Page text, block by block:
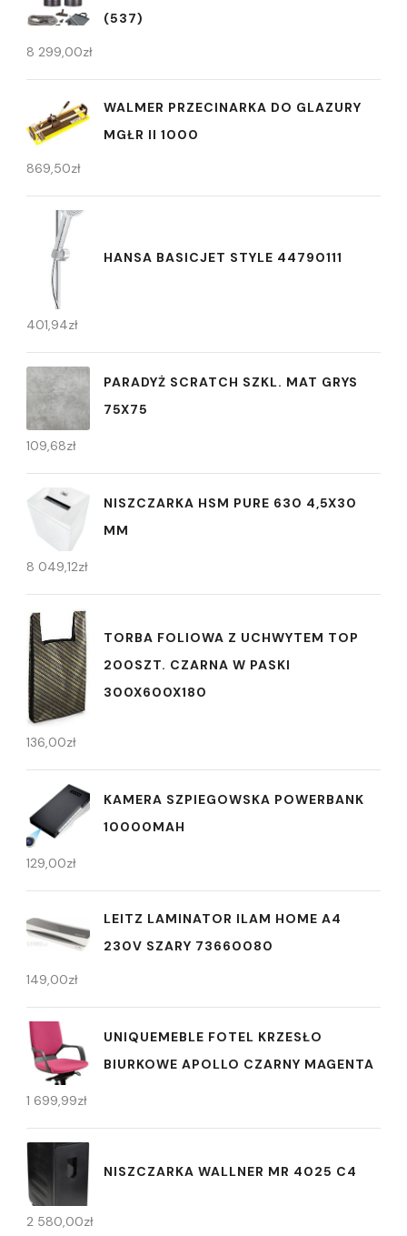
(537)
8 299,00zł
WALMER PRZECINARKA DO GLAZURY
MGŁR II 1000
869,50zł
HANSA BASICJET STYLE 44790111
401,94zł
PARADYŻ SCRATCH SZKL. MAT GRYS
75X75
109,68zł
NISZCZARKA HSM PURE 630 4,5X30
MM
8 049,12zł
TORBA FOLIOWA Z UCHWYTEM TOP
200SZT. CZARNA W PASKI
300X600X180
136,00zł
KAMERA SZPIEGOWSKA POWERBANK
10000MAH
129,00zł
LEITZ LAMINATOR ILAM HOME A4
230V SZARY 73660080
149,00zł
UNIQUEMEBLE FOTEL KRZESŁO
BIURKOWE APOLLO CZARNY MAGENTA
1 699,99zł
NISZCZARKA WALLNER MR 4025 C4
2 580,00zł